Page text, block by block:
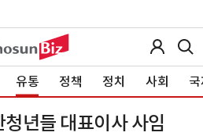
유통 정책 정치 사회
년들 대표이사 사임